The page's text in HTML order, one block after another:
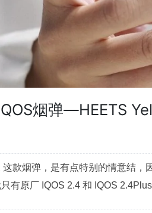
烟弹—HEETS
款烟弹，是有点特别的情意结
有原厂 IQOS 2.4 和 IQOS